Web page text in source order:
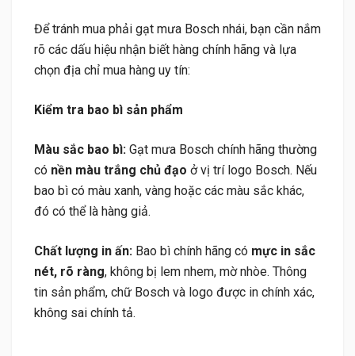
Để tránh mua phải gạt mưa Bosch nhái, bạn cần nắm
rõ các dấu hiệu nhận biết hàng chính hãng và lựa
chọn địa chỉ mua hàng uy tín:
Kiểm tra bao bì sản phẩm
Màu sắc bao bì: Gạt mưa Bosch chính hãng thường
có nền màu trắng chủ đạo ở vị trí logo Bosch. Nếu
bao bì có màu xanh, vàng hoặc các màu sắc khác,
đó có thể là hàng giả.
Chất lượng in ấn: Bao bì chính hãng có mực in sắc
nét, rõ ràng, không bị lem nhem, mờ nhòe. Thông
tin sản phẩm, chữ Bosch và logo được in chính xác,
không sai chính tả.